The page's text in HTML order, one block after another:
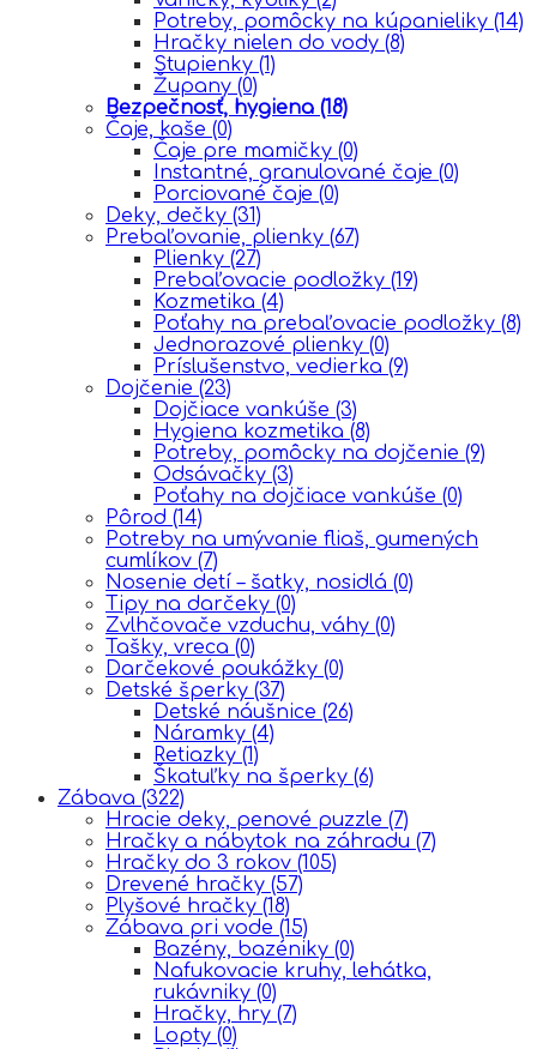
Potreby, pomôcky na kúpanieliky (14)
Hračky nielen do vody (8)
Stupienky (1)
Župany (0)
Bezpečnosť, hygiena (18)
Čaje, kaše (0)
Čaje pre mamičky (0)
Instantné, granulované čaje (0)
Porciované čaje (0)
Deky, dečky (31)
Prebaľovanie, plienky (67)
Plienky (27)
Prebaľovacie podložky (19)
Kozmetika (4)
Poťahy na prebaľovacie podložky (8)
Jednorazové plienky (0)
Príslušenstvo, vedierka (9)
Dojčenie (23)
Dojčiace vankúše (3)
Hygiena kozmetika (8)
Potreby, pomôcky na dojčenie (9)
Odsávačky (3)
Poťahy na dojčiace vankúše (0)
Pôrod (14)
Potreby na umývanie fliaš, gumených
cumlíkov (7)
Nosenie detí – šatky, nosidlá (0)
Tipy na darčeky (0)
Zvlhčovače vzduchu, váhy (0)
Tašky, vreca (0)
Darčekové poukážky (0)
Detské šperky (37)
Detské náušnice (26)
Náramky (4)
Retiazky (1)
Škatuľky na šperky (6)
Zábava (322)
Hracie deky, penové puzzle (7)
Hračky a nábytok na záhradu (7)
Hračky do 3 rokov (105)
Drevené hračky (57)
Plyšové hračky (18)
Zábava pri vode (15)
Bazény, bazéniky (0)
Nafukovacie kruhy, lehátka,
rukávniky (0)
Hračky, hry (7)
Lopty (0)